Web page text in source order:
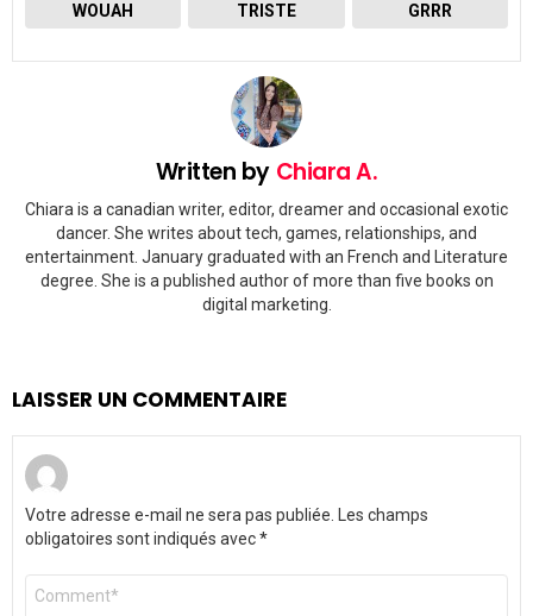
WOUAH TRISTE GRRR
Written by Chiara A.
Chiara is a canadian writer, editor, dreamer and occasional exotic
dancer. She writes about tech, games, relationships, and
entertainment. January graduated with an French and Literature
degree. She is a published author of more than five books on
digital marketing.
LAISSER UN COMMENTAIRE
Votre adresse e-mail ne sera pas publiée. Les champs
obligatoires sont indiqués avec*
Commentaire